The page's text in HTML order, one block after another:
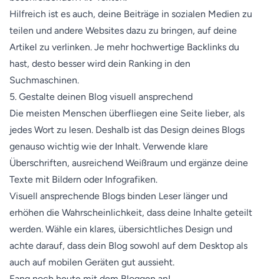
Hilfreich ist es auch, deine Beiträge in sozialen Medien zu
teilen und andere Websites dazu zu bringen, auf deine
Artikel zu verlinken. Je mehr hochwertige Backlinks du
hast, desto besser wird dein Ranking in den
Suchmaschinen.
5. Gestalte deinen Blog visuell ansprechend
Die meisten Menschen überfliegen eine Seite lieber, als
jedes Wort zu lesen. Deshalb ist das Design deines Blogs
genauso wichtig wie der Inhalt. Verwende klare
Überschriften, ausreichend Weißraum und ergänze deine
Texte mit Bildern oder Infografiken.
Visuell ansprechende Blogs binden Leser länger und
erhöhen die Wahrscheinlichkeit, dass deine Inhalte geteilt
werden. Wähle ein klares, übersichtliches Design und
achte darauf, dass dein Blog sowohl auf dem Desktop als
auch auf mobilen Geräten gut aussieht.